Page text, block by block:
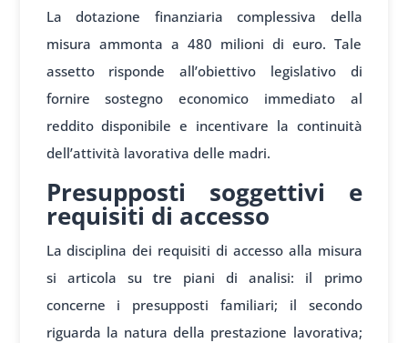
La dotazione finanziaria complessiva della
misura ammonta a 480 milioni di euro. Tale
assetto risponde all’obiettivo legislativo di
fornire sostegno economico immediato al
reddito disponibile e incentivare la continuità
dell’attività lavorativa delle madri.
Presupposti soggettivi e
requisiti di accesso
La disciplina dei requisiti di accesso alla misura
si articola su tre piani di analisi: il primo
concerne i presupposti familiari; il secondo
riguarda la natura della prestazione lavorativa;